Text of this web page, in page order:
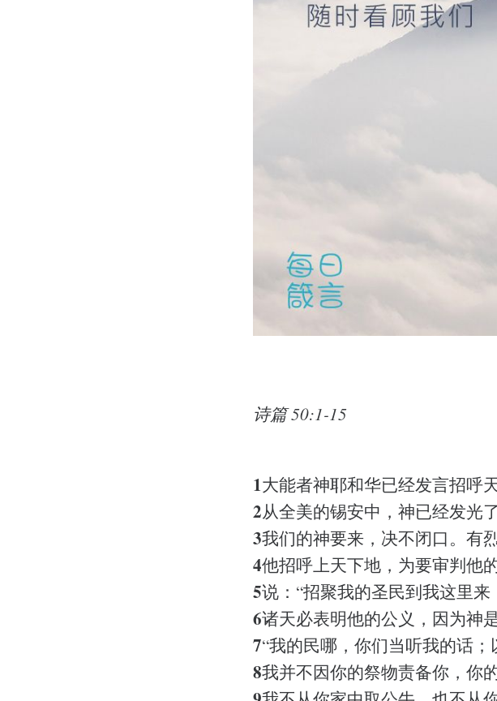
诗篇 50:1-15
1大能者神耶和华已经发言招呼
2从全美的锡安中，神已经发光了
3我们的神要来，决不闭口。有
4他招呼上天下地，为要审判他
5说：“招聚我的圣民到我这里
6诸天必表明他的公义，因为神
7“我的民哪，你们当听我的话
8我并不因你的祭物责备你，你